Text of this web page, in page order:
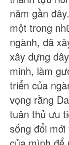
năm gần
một trong
ngành, đã
xây dựng
minh, làm
triển của
vọng rằng
tuân thủ ưu
sống đổi